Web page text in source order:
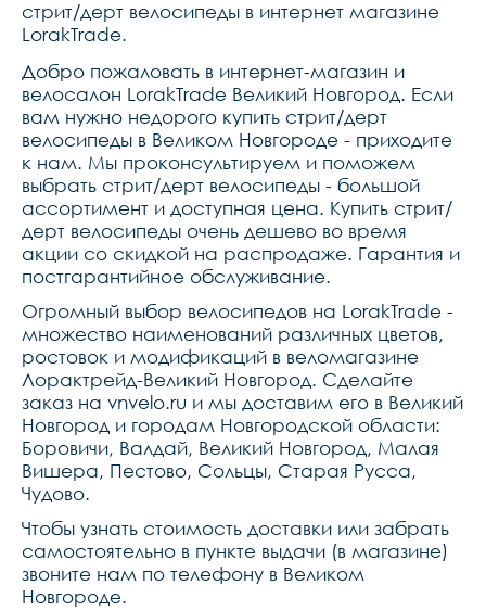
переключатель нет,грипсы
125 мм, резина,каретка
bmx 4 euro-type,
конусная,подседельный
штырь 30,9,кассета
joytech 11t
34,9,количество звезд в
кассете 1,крылья
нет,система bmx-type,
хром-молибден,подножка
нет,количество звезд
системы 1,отражатели
да,цепь kmc z51,звонок
нет,педали kore riviera,
пластик,тип рамы
хардтейл,диаметр
колес26,
стрит/дерт велосипеды в интернет магазине
LorakTrade.
Добро пожаловать в интернет-магазин и
велосалон LorakTrade Великий Новгород. Если
вам нужно недорого купить стрит/дерт
велосипеды в Великом Новгороде - приходите
к нам. Мы проконсультируем и поможем
выбрать стрит/дерт велосипеды - большой
ассортимент и доступная цена. Купить стрит/
дерт велосипеды очень дешево во время
акции со скидкой на распродаже. Гарантия и
постгарантийное обслуживание.
Огромный выбор велосипедов на LorakTrade -
множество наименований различных цветов,
ростовок и модификаций в веломагазине
Лорактрейд-Великий Новгород. Сделайте
заказ на vnvelo.ru и мы доставим его в Великий
Новгород и городам Новгородской области:
Боровичи, Валдай, Великий Новгород, Малая
Вишера, Пестово, Сольцы, Старая Русса,
Чудово.
Чтобы узнать стоимость доставки или забрать
самостоятельно в пункте выдачи (в магазине)
звоните нам по телефону в Великом
Новгороде.